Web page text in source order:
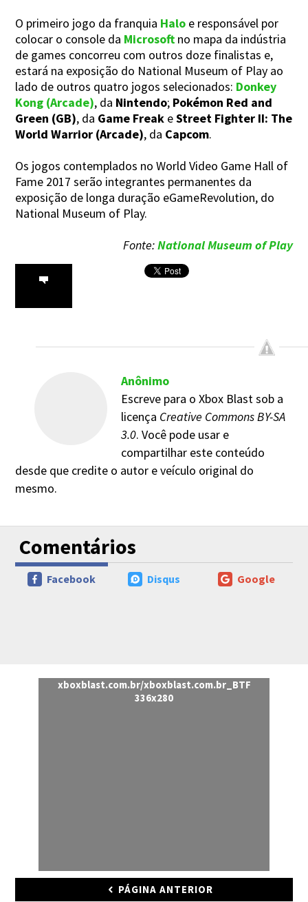
O primeiro jogo da franquia Halo e responsável por
colocar o console da Microsoft no mapa da indústria
de games concorreu com outros doze finalistas e,
estará na exposição do National Museum of Play ao
lado de outros quatro jogos selecionados: Donkey
Kong (Arcade), da Nintendo; Pokémon Red and
Green (GB), da Game Freak eStreet Fighter II: The
World Warrior (Arcade), da Capcom.
Os jogos contemplados no World Video Game Hall of
Fame 2017 serão integrantes permanentes da
exposição de longa duração eGameRevolution, do
National Museum of Play.
Fonte:National Museum of Play
Anônimo
Escreve para o Xbox Blast sob a
licença Creative Commons BY-SA
3.0. Você pode usar e
compartilhar este conteúdo
desde que credite o autor e veículo original do
mesmo.
Comentários
Google
Disqus
Facebook
xboxblast.com.br/xboxblast.com.br_BTF
336x280
PÁGINA ANTERIOR